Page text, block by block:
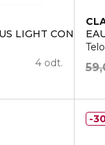
LIGHT
4 odt.